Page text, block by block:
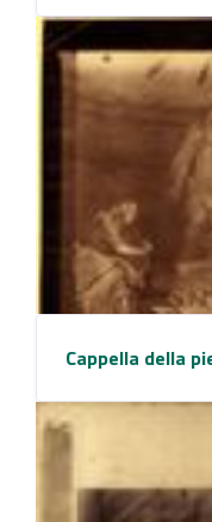
Cappella della